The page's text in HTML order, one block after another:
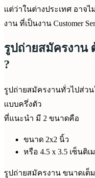
แต่ว่าในต่างประเทศ อาจ
งาน ที่เป็นงาน Customer
รูปถ่ายสมัครงาน
?
รูปถ่ายสมัครงานทั่วไปส่วน
แบบครึ่งตัว
ที่แนะนำ มี 2 ขนาดคือ
ขนาด 2x2 นิ้ว
หรือ 4.5 x 3.5 เซ็นติเ
รูปถ่ายสมัครงาน ขนาดเต็